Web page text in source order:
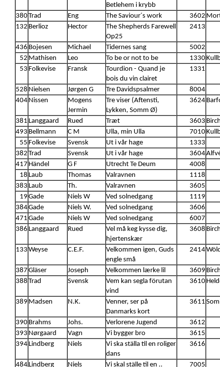
Betlehem i krybb
380Trad Eng The Saviour´s work 3602
132 Berlioz Hector
The Shepherds Farewell
Op25
2413
436 Bojesen Michael Tidernes sang
5002
52 Mathisen Leo To be or not to be 1330
53 Folkevise Fransk
Tourdion - Quand je
bois du vin clairet
1331
528 Nielsen Jørgen G Tre Davidspsalmer
8004
404 Nissen
Mogens
Jermin
Tre viser (Aftensti,
Lykken, Somm Ø)
3624
381 Langgaard Rued Træt 3603
493 Bellmann C M Ulla, min Ulla 7010
55 Folkevise Svensk Ut i vår hage
1333
382 Trad Svensk Ut i vår hage 3604
417 Händel G F Utrecht Te Deum
4008
18 Laub Thomas Valravnen
1118
383 Laub Th. Valravnen
3605
19 Gade Niels W Ved solnedgang
1119
384Gade Niels W. Ved solnedgang
3606
471 Gade Niels W Ved solnedgang
6007
386 Langgaard Rued
Vel må keg kysse dig,
hjertenskær
3608
133 Weyse C.E.F.
Velkommen igen, Guds
engle små
2414
387 Gläser Joseph Velkommen lærke lil 3609
388 Trad Svensk
Vem kan segla förutan
vind
3610
389 Madsen N.K.
Venner, ser på
Danmarks kort
3611
390 Brahms Johs. Verlorene Jugend
3612
393 Nørgaard Vagn Vi bygger bro
3615
394 Lindberg Niels
Vi ska ställa til en roliger
dans
3616
484 Lindberg Niels Vi skal ställe til en .. 7005